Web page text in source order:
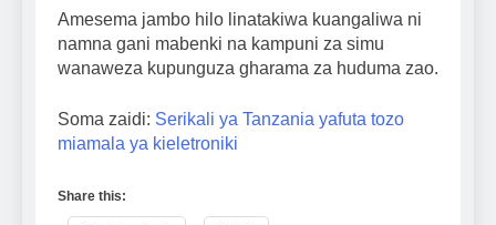
Amesema jambo hilo linatakiwa kuangaliwa ni
namna gani mabenki na kampuni za simu
wanaweza kupunguza gharama za huduma zao.
Soma zaidi: Serikali ya Tanzania yafuta tozo
miamala ya kieletroniki
Share this: